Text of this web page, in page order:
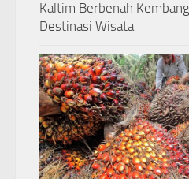
Kaltim Berbenah
Destinasi Wisata